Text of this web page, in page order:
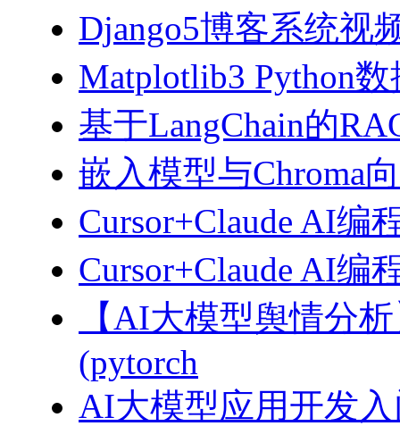
Django5博客系统视
Matplotlib3 Python
基于LangChain的
嵌入模型与Chroma
Cursor+Claude AI编
Cursor+Claude AI编
【AI大模型舆情分
(pytorch
AI大模型应用开发入